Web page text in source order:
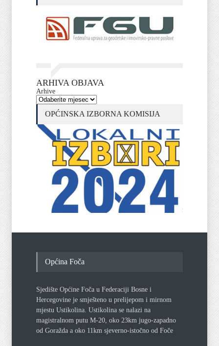
ARHIVA OBJAVA
Arhive
OPĆINSKA IZBORNA KOMISIJA
Općina Foča
Sjedište Općine Foča u Federaciji Bosne i
Hercegovine je smješteno u prelijepom i mirnom
mjestu Ustikolina. Ustikolina se nalazi na
magistralnom putu M-20, oko 23km jugo-zapadno
od Goražda a oko 11km sjeverno-istočno od Foče